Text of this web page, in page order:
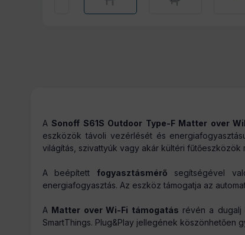
ASonoff S61S Outdoor Type-F Matter over
eszközök távoli vezérlését és
világítás, szivattyúk vagy akár kültéri fűtőeszközök
A beépített fogyasztásmérő segítségével
energiafogyasztás. Az eszköz támogatja az
A Matter over Wi-Fi támogatás révén a dugalj
SmartThings. Plug&Play jellegének köszönhetően
Tömeg: